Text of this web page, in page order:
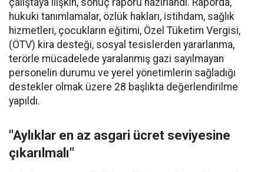
çalıştaya ilişkin, sonuç raporu hazırlandı. Raporda,
hukuki tanımlamalar, özlük hakları, istihdam, sağlık
hizmetleri, çocukların eğitimi, Özel Tüketim Vergisi,
(ÖTV) kira desteği, sosyal tesislerden yararlanma,
terörle mücadelede yaralanmış gazi sayılmayan
personelin durumu ve yerel yönetimlerin sağladığı
destekler olmak üzere 28 başlıkta değerlendirilme
yapıldı.
"Aylıklar en az asgari ücret seviyesine
çıkarılmalı"